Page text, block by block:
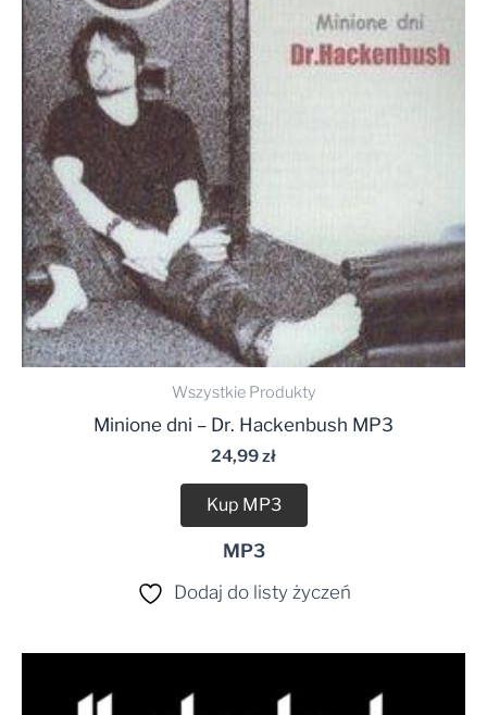
Wszystkie Produkty
Minione dni – Dr. Hackenbush MP3
24,99zł
Kup MP3
MP3
Dodaj do listy życzeń